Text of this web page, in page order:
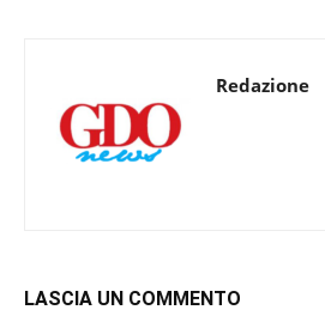
Redazione
LASCIA UN COMMENTO